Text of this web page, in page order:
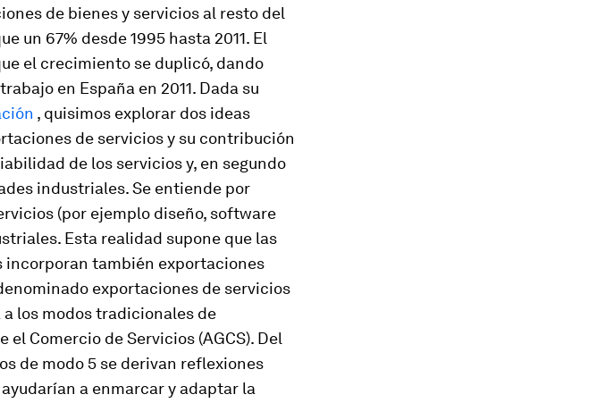
de bienes y servicios al resto del
un 67% desde 1995 hasta 2011. El
el crecimiento se duplicó, dando
en España en 2011. Dada su
, quisimos explorar dos ideas
de servicios y su contribución
de los servicios y, en segundo
industriales. Se entiende por
(por ejemplo diseño, software
Esta realidad supone que las
también exportaciones
exportaciones de servicios
los modos tradicionales de
Comercio de Servicios (AGCS). Del
de modo 5 se derivan reflexiones
a enmarcar y adaptar la